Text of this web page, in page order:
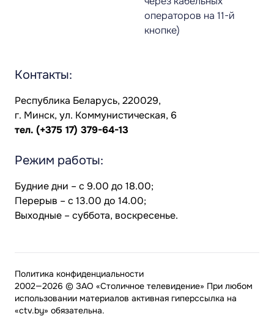
операторов на 11-й
кнопке)
Контакты:
Республика Беларусь, 220029,
г. Минск, ул. Коммунистическая, 6
тел. (+375 17) 379-64-13
Режим работы:
Будние дни – с 9.00 до 18.00;
Перерыв – с 13.00 до 14.00;
Выходные – суббота, воскресенье.
2002—2026 © ЗАО «Столичное телевидение» При любом
использовании материалов активная гиперссылка на
«ctv.by» обязательна.
Политика конфиденциальности